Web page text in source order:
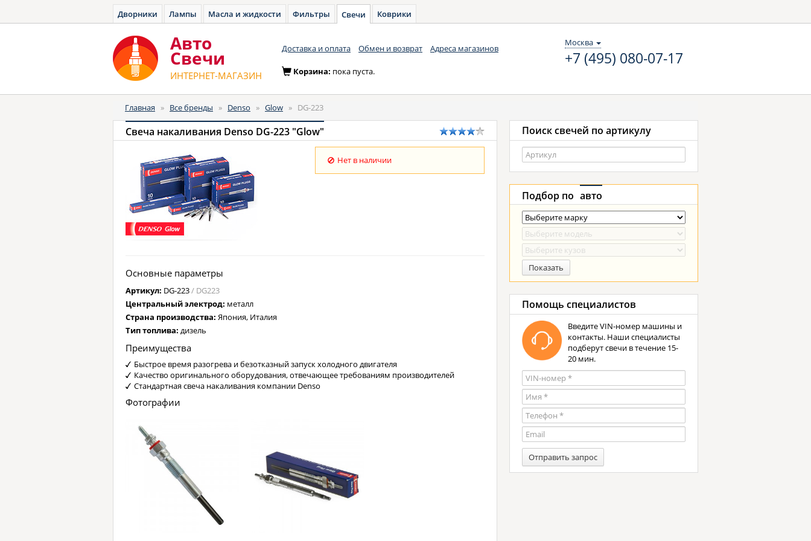
Дворники Лампы Масла и жидкости Фильтры Свечи Коврики
Авто
Cвечи
ИНТЕРНЕТ-МАГАЗИН
Доставка и оплата Обмен и возврат Адреса магазинов
Москва
+7 (495) 080-07-17
Корзина: пока пуста.
Главная » Все бренды » Denso » Glow » DG-223
Свеча накаливания Denso DG-223 "Glow"
Нет в наличии
Основные параметры
Артикул: DG-223/ DG223
Центральный электрод: металл
Страна производства: Япония, Италия
Тип топлива: дизель
Преимущества
Быстрое время разогрева и безотказный запуск холодного двигателя
Качество оригинального оборудования, отвечающее требованиям производителей
Стандартная свеча накаливания компании Denso
Фотографии
Поиск свечей по артикулу
Подбор по авто
Показать
Помощь специалистов
Введите VIN-номер машины и
контакты. Наши специалисты
подберут свечи в течение 15-
20 мин.
Отправить запрос